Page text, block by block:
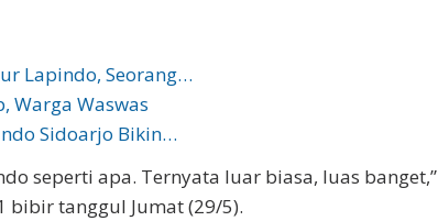
Lapindo, Seorang…
Warga Waswas
Sidoarjo Bikin…
seperti apa. Ternyata luar biasa, luas banget,”
bibir tanggul Jumat (29/5).